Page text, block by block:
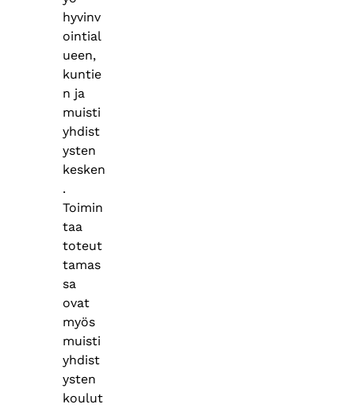
hyvinv
ointial
ueen,
kuntie
n ja
muisti
yhdist
ysten
kesken
.
Toimin
taa
toteut
tamas
sa
ovat
myös
muisti
yhdist
ysten
koulut